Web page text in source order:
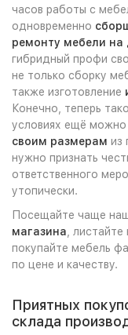
часов работы с
одновременно
ремонту мебели на
гибридный профи
не только сборку
также изготовление
Конечно, теперь
условиях ещё можно
своим размерам из
нужно признать
ответственного
утопически.
Посещайте чаще
магазина ,
покупайте мебель
по цене и качеству.
Приятных
склада